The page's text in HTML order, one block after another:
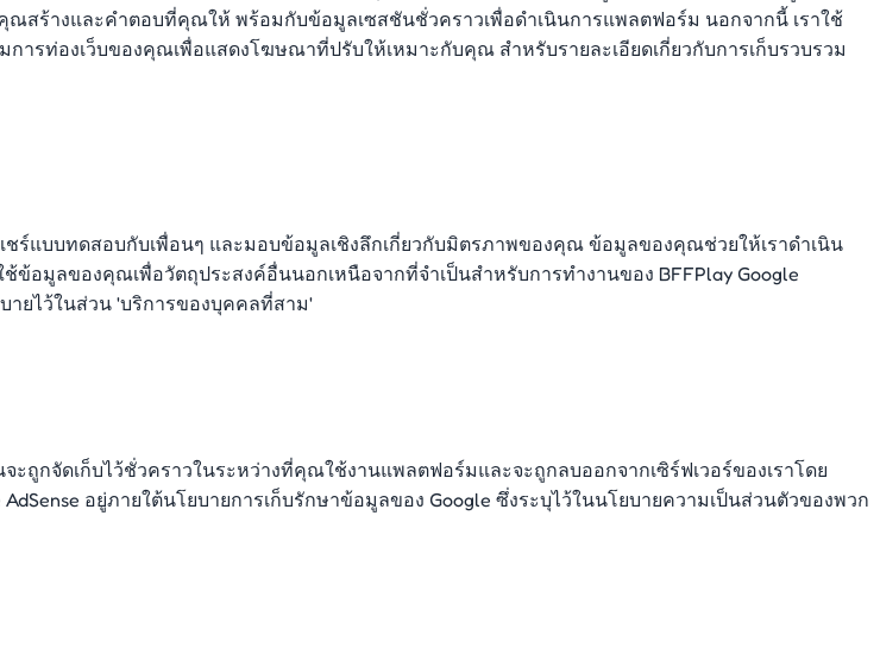
สร้างและคำตอบที่คุณให้ พร้อมกับข้อมูลเซสชันชั่วคราวเพื่อดำเนินการแพลตฟอร์ม นอกจากนี้ เราใช้
การท่องเว็บของคุณเพื่อแสดงโฆษณาที่ปรับให้เหมาะกับคุณ สำหรับรายละเอียดเกี่ยวกับการเก็บรวบรวม
แบบทดสอบกับเพื่อนๆ และมอบข้อมูลเชิงลึกเกี่ยวกับมิตรภาพของคุณ ข้อมูลของคุณช่วยให้เราดำเนิน
ข้อมูลของคุณเพื่อวัตถุประสงค์อื่นนอกเหนือจากที่จำเป็นสำหรับการทำงานของ BFFPlay Google
ายไว้ในส่วน 'บริการของบุคคลที่สาม'
ถูกจัดเก็บไว้ชั่วคราวในระหว่างที่คุณใช้งานแพลตฟอร์มและจะถูกลบออกจากเซิร์ฟเวอร์ของเราโดย
อยู่ภายใต้นโยบายการเก็บรักษาข้อมูลของ Google ซึ่งระบุไว้ในนโยบายความเป็นส่วนตัวของพวก